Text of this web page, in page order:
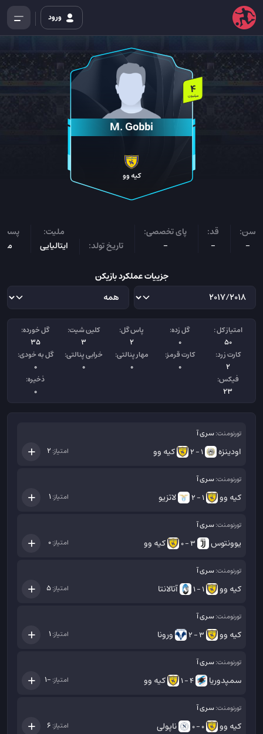
ورود
M. Gobbi
4
میلیون
کیه وو
سن:
-
قد:
-
پای تخصصی:
-
تاریخ تولد:
ملیت:
ایتالیایی
پست
جزییات عملکرد بازیکن
امتیاز کل :
50
گل زده:
0
پاس گل:
2
کلین شیت:
3
گل خورده:
35
کارت زرد:
2
کارت قرمز:
0
مهار پنالتی:
0
خرابی پنالتی:
0
گل به خودی:
0
فیکس:
23
ذخیره:
0
تورنومنت:سری آ
اودینزه 1 - 2 کیه وو امتیاز: 2
تورنومنت:سری آ
کیه وو 1 - 2 لاتزیو امتیاز:1
تورنومنت:سری آ
یوونتوس 3 - 0 کیه وو امتیاز:0
تورنومنت:سری آ
کیه وو 1 - 1 آتالانتا امتیاز:5
تورنومنت:سری آ
کیه وو 3 - 2 ورونا امتیاز:1
تورنومنت:سری آ
سمپدوریا 4 - 1 کیه وو امتیاز: -1
تورنومنت:سری آ
کیه وو 0 - 0 ناپولی امتیاز: 6